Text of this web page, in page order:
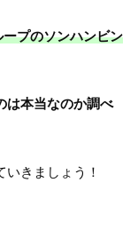
プのソンハンビン
は本当なのか調べ
きましょう！